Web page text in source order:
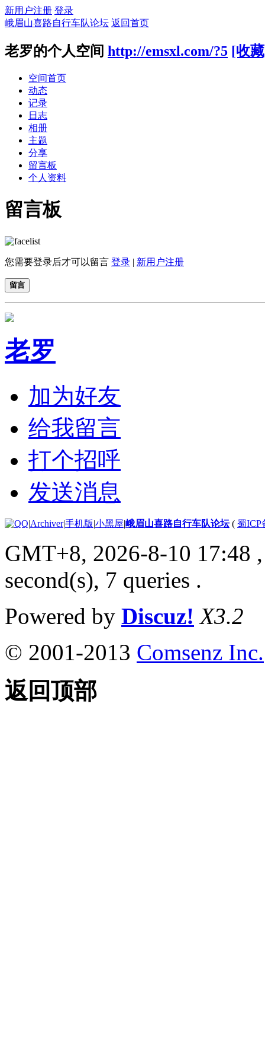
新用户注册 登录
峨眉山喜路自行车队论坛 返回首页
老罗的个人空间 http://emsxl.com/?5 [收
空间首页
动态
记录
日志
相册
主题
分享
留言板
个人资料
留言板
您需要登录后才可以留言 登录 | 新用户注册
留言
老罗
加为好友
给我留言
打个招呼
发送消息
|Archiver|手机版|小黑屋|峨眉山喜路自行车队论坛( 蜀ICP
GMT+8, 2026-8-10 17:48
second(s), 7 queries .
Powered by Discuz! X3.2
© 2001-2013 Comsenz Inc.
返回顶部